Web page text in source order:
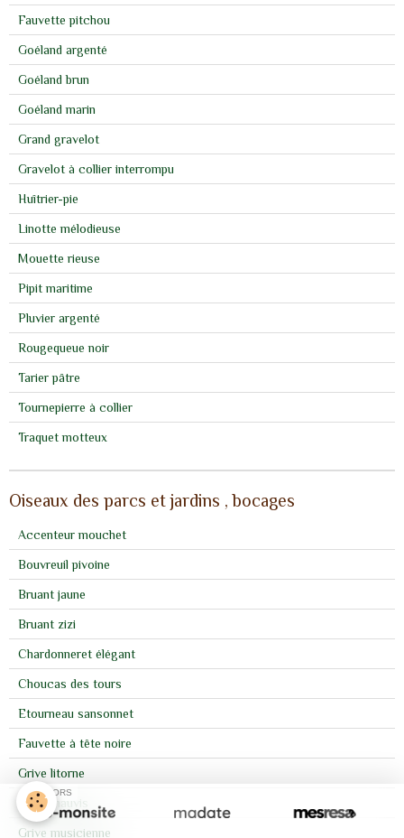
Fauvette pitchou
Goéland argenté
Goéland brun
Goéland marin
Grand gravelot
Gravelot à collier interrompu
Huîtrier-pie
Linotte mélodieuse
Mouette rieuse
Pipit maritime
Pluvier argenté
Rougequeue noir
Tarier pâtre
Tournepierre à collier
Traquet motteux
Oiseaux des parcs et jardins , bocages
Accenteur mouchet
Bouvreuil pivoine
Bruant jaune
Bruant zizi
Chardonneret élégant
Choucas des tours
Etourneau sansonnet
Fauvette à tête noire
Grive litorne
Grive mauvis
Grive musicienne
SPONSORS